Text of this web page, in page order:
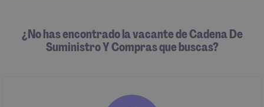
¿No has encontrado la vacante de Cadena De
Suministro Y Compras que buscas?